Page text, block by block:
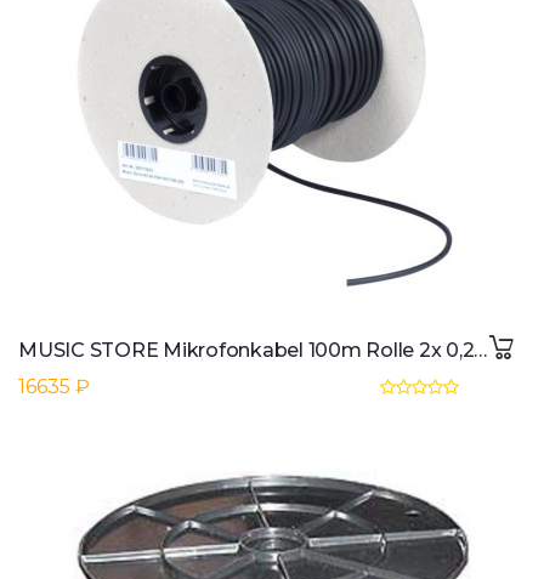
MUSIC STORE Mikrofonkabel 100m Rolle 2x 0,22mmo
16635 ₽